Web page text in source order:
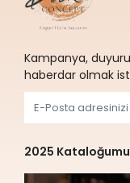
Kampanya,
haberdar olmak
2025